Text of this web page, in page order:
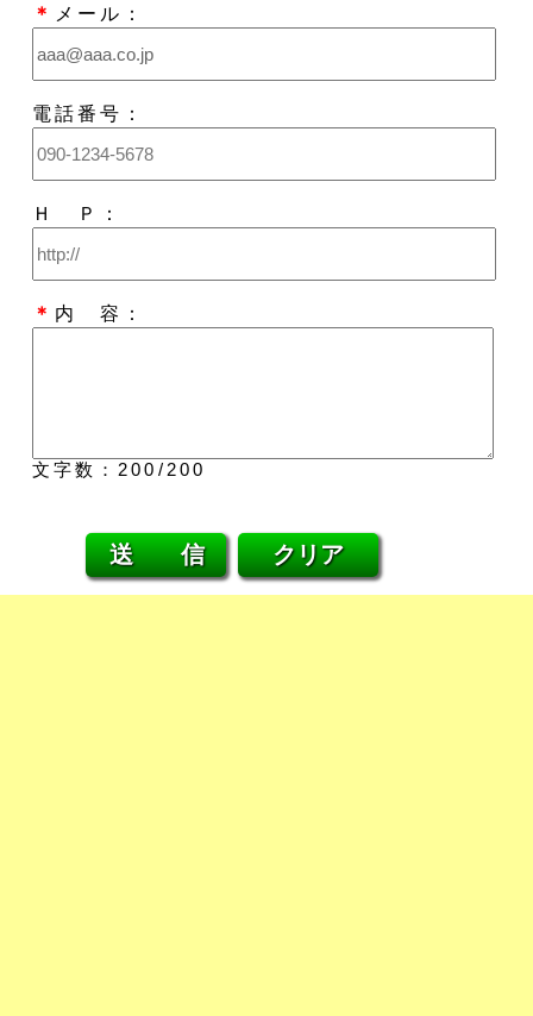
＊ メール：
電話番号：
Ｈ Ｐ：
＊ 内 容：
文字数： 200 /200